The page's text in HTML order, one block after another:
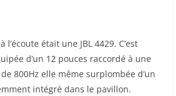
l’écoute était une JBL 4429. C’est
d’un 12 pouces raccordé à une
800Hz elle même surplombée d’un
intégré dans le pavillon.